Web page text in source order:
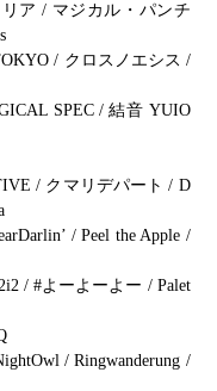
リア / マジカル・パンチ
/ クロスノエシス /
SPEC / 結音 YUIO
/ クマリデパート / D
/ Peel the Apple /
/ #よーよーよー / Palet
/ Ringwanderung /